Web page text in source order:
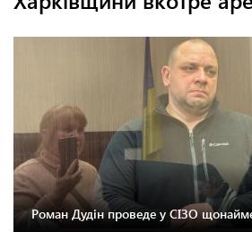
Роман Дудін проведе у СІЗО